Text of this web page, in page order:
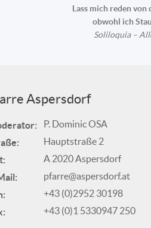
Lass mich reden
obwohl ich
Soliloquia –
Aspersdorf
P. Dominic OSA
Hauptstraße 2
A 2020 Aspersdorf
pfarre@aspersdorf.at
+43 (0)2952 30198
+43 (0)1 5330947 250